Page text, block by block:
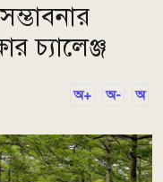
চ্যালেঞ্জ
অ+ অ- অ